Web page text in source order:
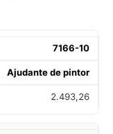
7166-10
Ajudante de pintor
2.493,26